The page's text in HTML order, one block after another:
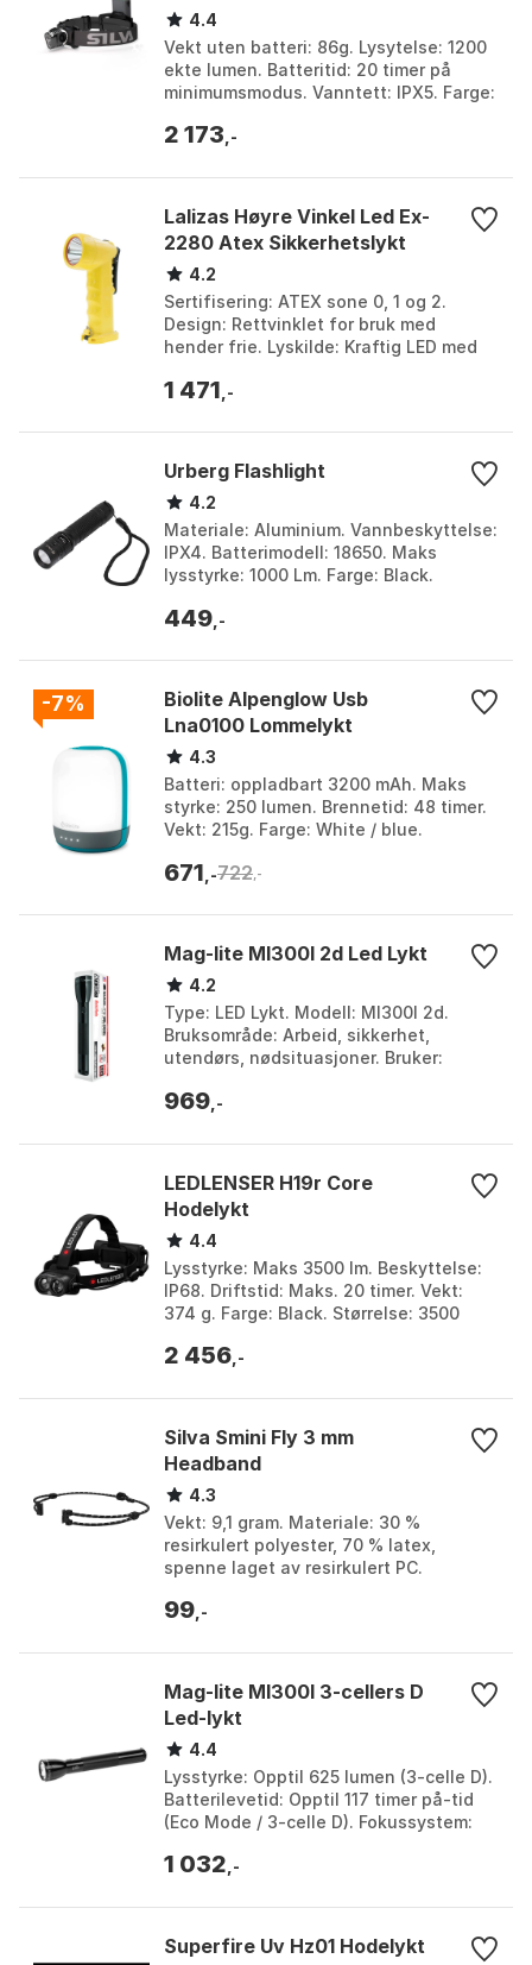
4.4
Vekt uten batteri: 86g. Lysytelse: 1200
ekte lumen. Batteritid: 20 timer på
minimumsmodus. Vanntett: IPX5. Farge:
2 173 ,-
Lalizas Høyre Vinkel Led Ex-
2280 Atex Sikkerhetslykt
4.2
Sertifisering: ATEX sone 0, 1 og 2.
Design: Rettvinklet for bruk med
hender frie. Lyskilde: Kraftig LED med
belysningsmoduser in...
1 471 ,-
Urberg Flashlight
4.2
Materiale: Aluminium. Vannbeskyttelse:
IPX4. Batterimodell: 18650. Maks
lysstyrke: 1000 Lm. Farge: Black.
449 ,-
-7%
Biolite Alpenglow Usb
Lna0100 Lommelykt
4.3
Batteri: oppladbart 3200 mAh. Maks
styrke: 250 lumen. Brennetid: 48 timer.
Vekt: 215g. Farge: White / blue.
671 ,-722 ,-
Mag-lite Ml300l 2d Led Lykt
4.2
Type: LED Lykt. Modell: Ml300l 2d.
Bruksområde: Arbeid, sikkerhet,
utendørs, nødsituasjoner. Bruker:
Størrelse: 524 Lys...
969 ,-
LEDLENSER H19r Core
Hodelykt
4.4
Lysstyrke: Maks 3500 lm. Beskyttelse:
IP68. Driftstid: Maks. 20 timer. Vekt:
374 g. Farge: Black. Størrelse: 3500
2 456 ,-
Silva Smini Fly 3 mm
Headband
4.3
Vekt: 9,1 gram. Materiale: 30 %
resirkulert polyester, 70 % latex,
spenne laget av resirkulert PC.
justerbar. Farger: svart, ro...
99 ,-
Mag-lite Ml300l 3-cellers D
Led-lykt
4.4
Lysstyrke: Opptil 625 lumen (3-celle D).
Batterilevetid: Opptil 117 timer på-tid
(Eco Mode / 3-celle D). Fokussystem:
spot t...
1 032 ,-
Superfire Uv Hz01 Hodelykt